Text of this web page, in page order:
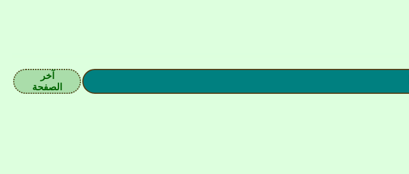
آخر
الصفحة